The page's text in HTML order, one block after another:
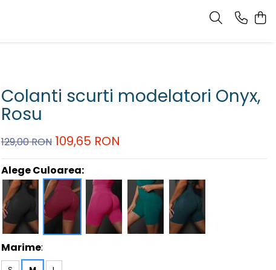
Colanti scurti modelatori Onyx,
Rosu
129,00 RON 109,65 RON
Alege Culoarea:
Marime: